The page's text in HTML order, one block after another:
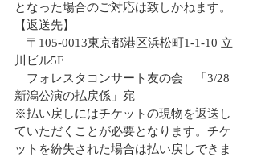
となった場合のご対応は致しかねます。
【返送先】
〒105-0013東京都港区浜松町1-1-10 立
川ビル5F
フォレスタコンサート友の会　「3/28
新潟公演の払戻係」宛
※払い戻しにはチケットの現物を返送し
ていただくことが必要となります。チケ
ットを紛失された場合は払い戻しできま